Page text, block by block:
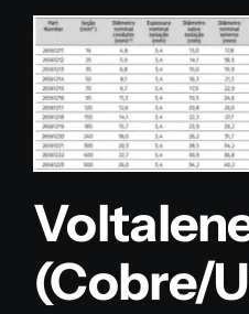
(Cobre/